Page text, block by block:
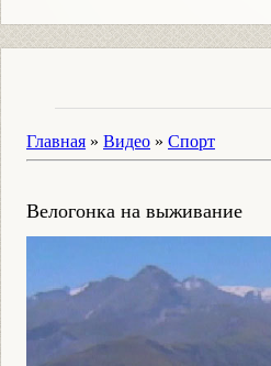
Главная » Видео » Спорт
Велогонка на выживание